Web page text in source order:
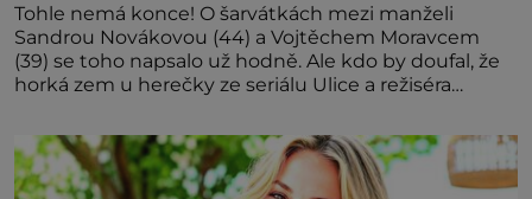
Tohle nemá konce! O šarvátkách mezi manželi
Sandrou Novákovou (44) a Vojtěchem Moravcem
(39) se toho napsalo už hodně. Ale kdo by doufal, že
horká zem u herečky ze seriálu Ulice a režiséra